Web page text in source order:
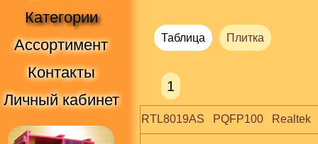
Категории
Ассортимент
Контакты
Личный кабинет
Таблица Плитка
1
RTL8019AS   PQFP100   Realtek